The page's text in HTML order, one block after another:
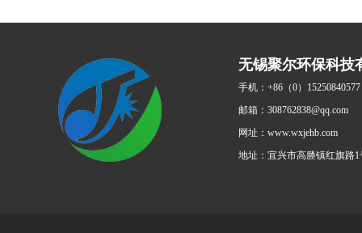
无锡聚尔环保科技
手机：+86（0）15250840577
邮箱：308762838@qq.com
网址：www.wxjehb.com
地址：宜兴市高塍镇红旗路1